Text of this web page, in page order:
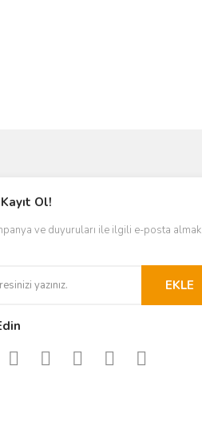
Ol!
ve duyuruları ile ilgili e-posta almak
EKLE